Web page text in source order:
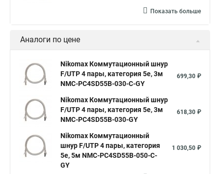
Показать больше
Аналоги по цене
Nikomax Коммутационный шнур
F/UTP 4 пары, категория 5е, 3м
NMC-PC4SD55B-030-C-GY
699,30 ₽
Nikomax Коммутационный шнур
F/UTP 4 пары, категория 5е, 3м
NMC-PC4SD55B-030-GY
618,30 ₽
Nikomax Коммутационный
шнур F/UTP 4 пары, категория
5е, 5м NMC-PC4SD55B-050-C-
GY
1 030,50 ₽